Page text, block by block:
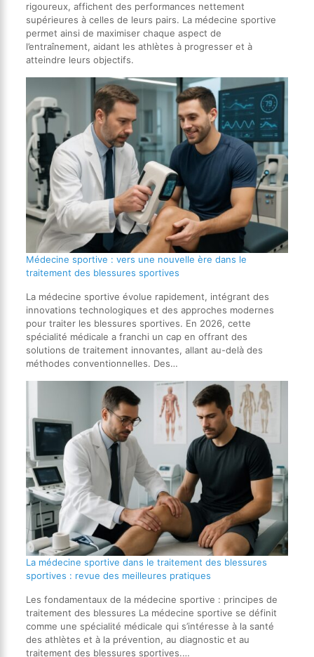
rigoureux, affichent des performances nettement
supérieures à celles de leurs pairs. La médecine sportive
permet ainsi de maximiser chaque aspect de
l’entraînement, aidant les athlètes à progresser et à
atteindre leurs objectifs.
Médecine sportive : vers une nouvelle ère dans le
traitement des blessures sportives
La médecine sportive évolue rapidement, intégrant des
innovations technologiques et des approches modernes
pour traiter les blessures sportives. En 2026, cette
spécialité médicale a franchi un cap en offrant des
solutions de traitement innovantes, allant au-delà des
méthodes conventionnelles. Des…
La médecine sportive dans le traitement des blessures
sportives : revue des meilleures pratiques
Les fondamentaux de la médecine sportive : principes de
traitement des blessures La médecine sportive se définit
comme une spécialité médicale qui s’intéresse à la santé
des athlètes et à la prévention, au diagnostic et au
traitement des blessures sportives.…